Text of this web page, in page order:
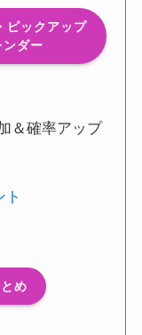
ピックアップ
ンダー
＆確率アップ
ト
め